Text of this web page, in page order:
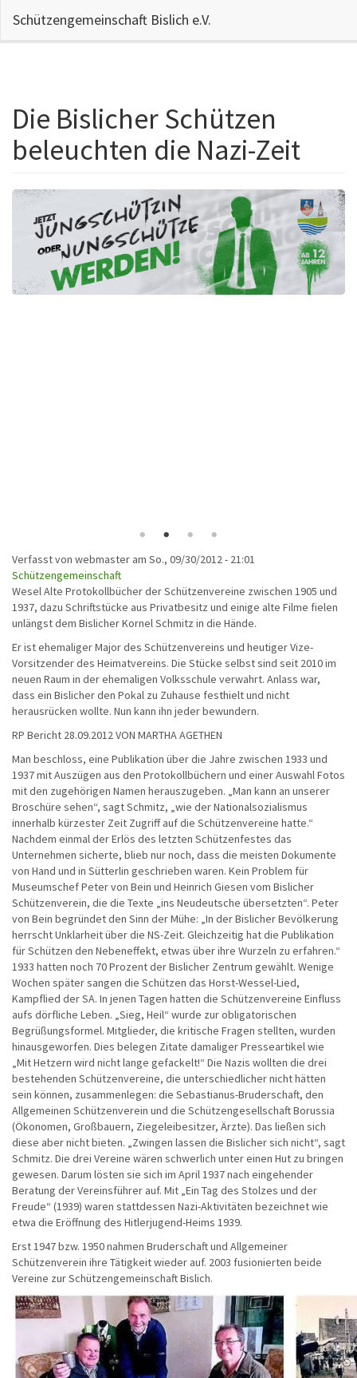
Direkt
zum
Inhalt
Schützengemeinschaft Bislich e.V.
Die Bislicher Schützen
beleuchten die Nazi-Zeit
Verfasst von webmaster am So., 09/30/2012 - 21:01
Schützengemeinschaft
Wesel Alte Protokollbücher der Schützenvereine zwischen 1905 und
1937, dazu Schriftstücke aus Privatbesitz und einige alte Filme fielen
unlängst dem Bislicher Kornel Schmitz in die Hände.
Er ist ehemaliger Major des Schützenvereins und heutiger Vize-
Vorsitzender des Heimatvereins. Die Stücke selbst sind seit 2010 im
neuen Raum in der ehemaligen Volksschule verwahrt. Anlass war,
dass ein Bislicher den Pokal zu Zuhause festhielt und nicht
herausrücken wollte. Nun kann ihn jeder bewundern.
RP Bericht 28.09.2012 VON MARTHA AGETHEN
Man beschloss, eine Publikation über die Jahre zwischen 1933 und
1937 mit Auszügen aus den Protokollbüchern und einer Auswahl Fotos
mit den zugehörigen Namen herauszugeben. „Man kann an unserer
Broschüre sehen“, sagt Schmitz, „wie der Nationalsozialismus
innerhalb kürzester Zeit Zugriff auf die Schützenvereine hatte.“
Nachdem einmal der Erlös des letzten Schützenfestes das
Unternehmen sicherte, blieb nur noch, dass die meisten Dokumente
von Hand und in Sütterlin geschrieben waren. Kein Problem für
Museumschef Peter von Bein und Heinrich Giesen vom Bislicher
Schützenverein, die die Texte „ins Neudeutsche übersetzten“. Peter
von Bein begründet den Sinn der Mühe: „In der Bislicher Bevölkerung
herrscht Unklarheit über die NS-Zeit. Gleichzeitig hat die Publikation
für Schützen den Nebeneffekt, etwas über ihre Wurzeln zu erfahren.“
1933 hatten noch 70 Prozent der Bislicher Zentrum gewählt. Wenige
Wochen später sangen die Schützen das Horst-Wessel-Lied,
Kampflied der SA. In jenen Tagen hatten die Schützenvereine Einfluss
aufs dörfliche Leben. „Sieg, Heil“ wurde zur obligatorischen
Begrüßungsformel. Mitglieder, die kritische Fragen stellten, wurden
hinausgeworfen. Dies belegen Zitate damaliger Presseartikel wie
„Mit Hetzern wird nicht lange gefackelt!“ Die Nazis wollten die drei
bestehenden Schützenvereine, die unterschiedlicher nicht hätten
sein können, zusammenlegen: die Sebastianus-Bruderschaft, den
Allgemeinen Schützenverein und die Schützengesellschaft Borussia
(Ökonomen, Großbauern, Ziegeleibesitzer, Ärzte). Das ließen sich
diese aber nicht bieten. „Zwingen lassen die Bislicher sich nicht“, sagt
Schmitz. Die drei Vereine wären schwerlich unter einen Hut zu bringen
gewesen. Darum lösten sie sich im April 1937 nach eingehender
Beratung der Vereinsführer auf. Mit „Ein Tag des Stolzes und der
Freude“ (1939) waren stattdessen Nazi-Aktivitäten bezeichnet wie
etwa die Eröffnung des Hitlerjugend-Heims 1939.
Erst 1947 bzw. 1950 nahmen Bruderschaft und Allgemeiner
Schützenverein ihre Tätigkeit wieder auf. 2003 fusionierten beide
Vereine zur Schützengemeinschaft Bislich.